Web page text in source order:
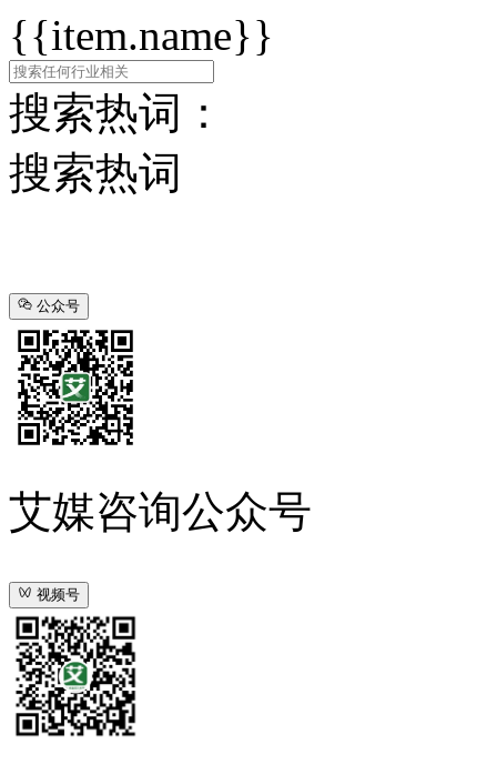
{{item.name}}
搜索热词：
搜索热词
公众号
艾媒咨询公众号
视频号